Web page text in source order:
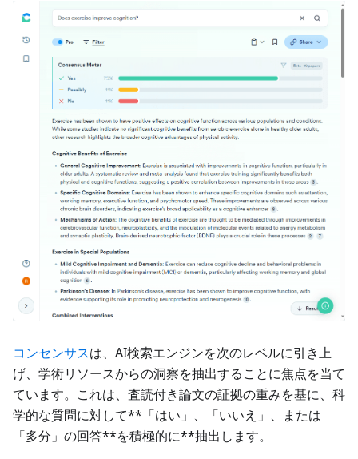
コンセンサスは、AI検索エンジンを次のレベルに引き上
げ、学術リソースからの洞察を抽出することに焦点を当て
ています。これは、査読付き論文の証拠の重みを基に、科
学的な質問に対して**「はい」、「いいえ」、または
「多分」の回答**を積極的に**抽出します。